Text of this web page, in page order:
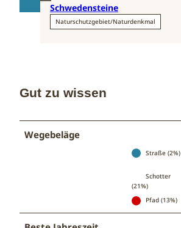
Schwedensteine
Naturschutzgebiet/Naturdenkmal
Gut zu wissen
Wegebeläge
Straße (2%)
Schotter
(21%)
Pfad (13%)